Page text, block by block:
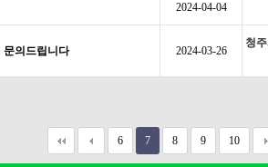
2024-04-04
문의드립니다 2024-03-26
청
6 7 8 9 10